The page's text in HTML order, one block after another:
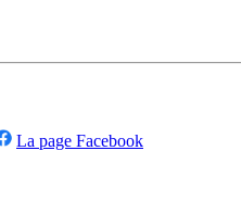
La page Facebook